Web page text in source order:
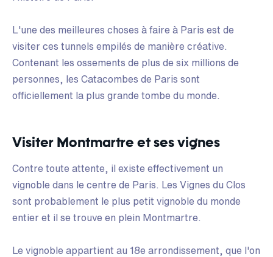
L'une des meilleures choses à faire à Paris est de
visiter ces tunnels empilés de manière créative.
Contenant les ossements de plus de six millions de
personnes, les Catacombes de Paris sont
officiellement la plus grande tombe du monde.
Visiter Montmartre et ses vignes
Contre toute attente, il existe effectivement un
vignoble dans le centre de Paris. Les Vignes du Clos
sont probablement le plus petit vignoble du monde
entier et il se trouve en plein Montmartre.
Le vignoble appartient au 18e arrondissement, que l'on